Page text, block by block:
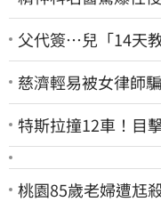
父代簽…兒「14天
慈濟輕易被女律師
特斯拉撞12車！目
桃園85歲老婦遭尪